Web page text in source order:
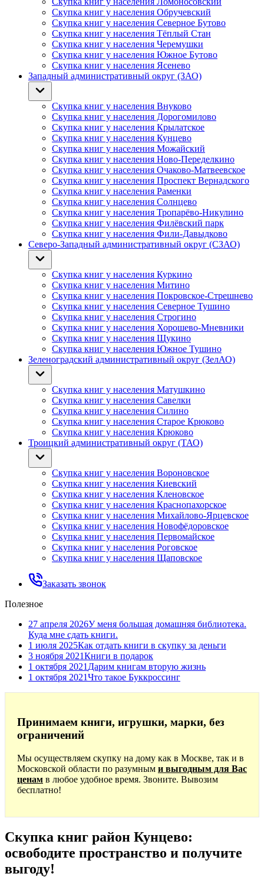
Скупка книг у населения Обручевский
Скупка книг у населения Северное Бутово
Скупка книг у населения Тёплый Стан
Скупка книг у населения Черемушки
Скупка книг у населения Южное Бутово
Скупка книг у населения Ясенево
Западный административный округ (ЗАО)
Скупка книг у населения Внуково
Скупка книг у населения Дорогомилово
Скупка книг у населения Крылатское
Скупка книг у населения Кунцево
Скупка книг у населения Можайский
Скупка книг у населения Ново-Переделкино
Скупка книг у населения Очаково-Матвеевское
Скупка книг у населения Проспект Вернадского
Скупка книг у населения Раменки
Скупка книг у населения Солнцево
Скупка книг у населения Тропарёво-Никулино
Скупка книг у населения Филёвский парк
Скупка книг у населения Фили-Давыдково
Северо-Западный административный округ (СЗАО)
Скупка книг у населения Куркино
Скупка книг у населения Митино
Скупка книг у населения Покровское-Стрешнево
Скупка книг у населения Северное Тушино
Скупка книг у населения Строгино
Скупка книг у населения Хорошево-Мневники
Скупка книг у населения Щукино
Скупка книг у населения Южное Тушино
Зеленоградский административный округ (ЗелАО)
Скупка книг у населения Матушкино
Скупка книг у населения Савелки
Скупка книг у населения Силино
Скупка книг у населения Старое Крюково
Скупка книг у населения Крюково
Троицкий административный округ (ТАО)
Скупка книг у населения Вороновское
Скупка книг у населения Киевский
Скупка книг у населения Кленовское
Скупка книг у населения Краснопахорское
Скупка книг у населения Михайлово-Ярцевское
Скупка книг у населения Новофёдоровское
Скупка книг у населения Первомайское
Скупка книг у населения Роговское
Скупка книг у населения Щаповское
Заказать звонок
Полезное
27 апреля 2026У меня большая домашняя библиотека.
Куда мне сдать книги.
1 июля 2025Как отдать книги в скупку за деньги
3 ноября 2021Книги в подарок
1 октября 2021 Дарим книгам вторую жизнь
1 октября 2021Что такое Буккроссинг
Принимаем книги, игрушки, марки, без
ограничений
Мы осуществляем скупку на дому как в Москве, так и в
Московской области по разумным и выгодным для Вас
ценам в любое удобное время. Звоните. Вывозим
бесплатно!
Скупка книг район Кунцево:
освободите пространство и получите
выгоду!